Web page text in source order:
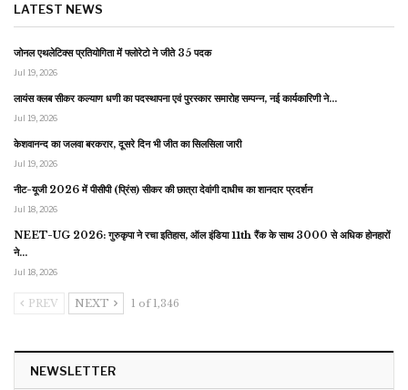
LATEST NEWS
जोनल एथलेटिक्स प्रतियोगिता में फ्लोरेटो ने जीते 35 पदक
Jul 19, 2026
लायंस क्लब सीकर कल्याण धणी का पदस्थापना एवं पुरस्कार समारोह सम्पन्न, नई कार्यकारिणी ने…
Jul 19, 2026
केशवानन्द का जलवा बरकरार, दूसरे दिन भी जीत का सिलसिला जारी
Jul 19, 2026
नीट-यूजी 2026 में पीसीपी (प्रिंस) सीकर की छात्रा देवांगी दाधीच का शानदार प्रदर्शन
Jul 18, 2026
NEET-UG 2026: गुरुकृपा ने रचा इतिहास, ऑल इंडिया 11th रैंक के साथ 3000 से अधिक होनहारों
ने…
Jul 18, 2026
PREV NEXT 1 of 1,346
NEWSLETTER